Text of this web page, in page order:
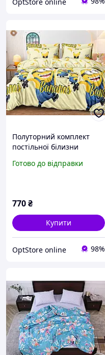
Полуторний комплект
постільної білизни
малюнком, одна нав-ка
Готово до відправки
770₴
Купити
OptStore online 98%